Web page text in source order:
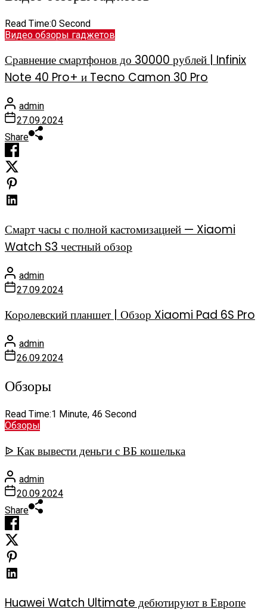
Read Time:0 Second
Видео обзоры гаджетов
Сравнение смартфонов до 30000 рублей | Infinix
Note 40 Pro+ и Tecno Camon 30 Pro
admin
27.09.2024
Share
Смарт часы с полной кастомизацией — Xiaomi
Watch S3 честный обзор
admin
27.09.2024
Королевский планшет | Обзор Xiaomi Pad 6S Pro
admin
26.09.2024
Обзоры
Read Time:1 Minute, 46 Second
Обзоры
ᐉ Как вывести деньги с ВБ кошелька
admin
20.09.2024
Share
Huawei Watch Ultimate дебютируют в Европе